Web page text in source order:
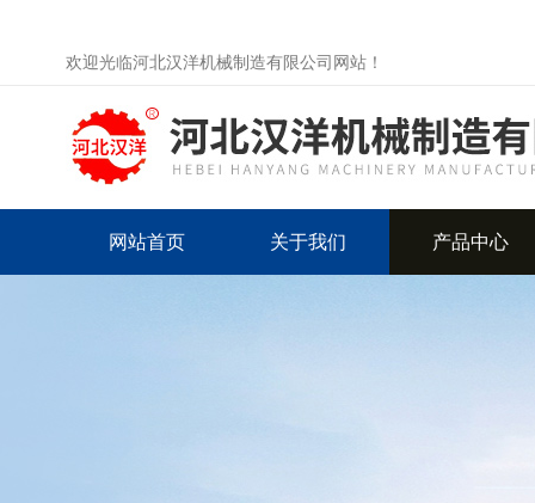
欢迎光临河北汉洋机械制造有限公司网站！
网站首页 关于我们 产品中心